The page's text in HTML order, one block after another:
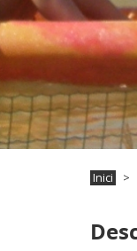
Inici